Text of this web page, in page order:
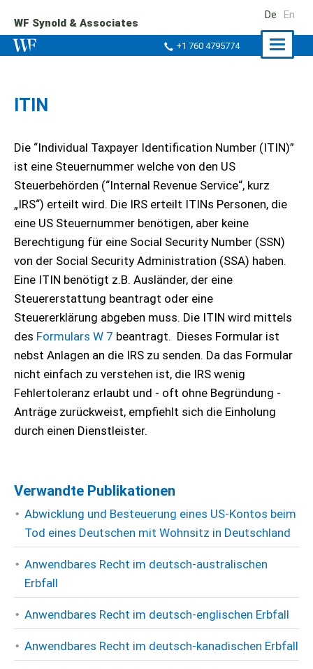
WF Synold & Associates
+1 760 4795774
De En
ITIN
Die “Individual Taxpayer Identification Number (ITIN)”
ist eine Steuernummer welche von den US
Steuerbehörden (“Internal Revenue Service“, kurz
„IRS“) erteilt wird. Die IRS erteilt ITINs Personen, die
eine US Steuernummer benötigen, aber keine
Berechtigung für eine Social Security Number (SSN)
von der Social Security Administration (SSA) haben.
Eine ITIN benötigt z.B. Ausländer, der eine
Steuererstattung beantragt oder eine
Steuererklärung abgeben muss. Die ITIN wird mittels
des Formulars W 7 beantragt. Dieses Formular ist
nebst Anlagen an die IRS zu senden. Da das Formular
nicht einfach zu verstehen ist, die IRS wenig
Fehlertoleranz erlaubt und - oft ohne Begründung -
Anträge zurückweist, empfiehlt sich die Einholung
durch einen Dienstleister.
Verwandte Publikationen
Abwicklung und Besteuerung eines US-Kontos beim
Tod eines Deutschen mit Wohnsitz in Deutschland
Anwendbares Recht im deutsch-australischen
Erbfall
Anwendbares Recht im deutsch-englischen Erbfall
Anwendbares Recht im deutsch-kanadischen Erbfall